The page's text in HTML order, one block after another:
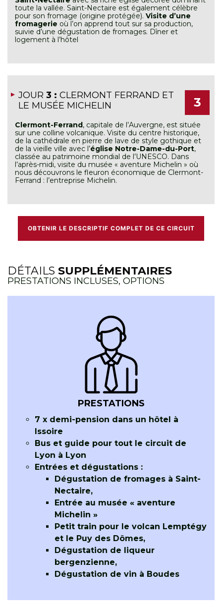
toute la vallée. Saint-Nectaire est également célèbre
pour son fromage (origine protégée). Visite d’une
fromagerie où l’on apprend tout sur sa production,
suivie d’une dégustation de fromages. Dîner et
logement à l’hôtel
3
JOUR 3 : CLERMONT FERRAND ET
LE MUSÉE MICHELIN
Clermont-Ferrand, capitale de l’Auvergne, est située
sur une colline volcanique. Visite du centre historique,
de la cathédrale en pierre de lave de style gothique et
de la vieille ville avec l’église Notre-Dame-du-Port,
classée au patrimoine mondial de l’UNESCO. Dans
l’après-midi, visite du musée « aventure Michelin » où
nous découvrons le fleuron économique de Clermont-
Ferrand : l’entreprise Michelin.
OBTENIR LE DESCRIPTIF COMPLET DE CE CIRCUIT
DÉTAILS SUPPLÉMENTAIRES
PRESTATIONS INCLUSES, OPTIONS
PRESTATIONS
7 x demi-pension dans un hôtel à
Issoire
Bus et guide pour tout le circuit de
Lyon à Lyon
Entrées et dégustations :
Dégustation de fromages à Saint-
Nectaire,
Entrée au musée « aventure
Michelin »
Petit train pour le volcan Lemptégy
et le Puy des Dômes,
Dégustation de liqueur
bergenzienne,
Dégustation de vin à Boudes